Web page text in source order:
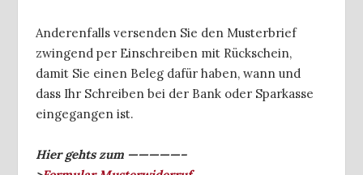
Anderenfalls versenden Sie den Musterbrief
zwingend per Einschreiben mit Rückschein,
damit Sie einen Beleg dafür haben, wann und
dass Ihr Schreiben bei der Bank oder Sparkasse
eingegangen ist.
Hier gehts zum —————–